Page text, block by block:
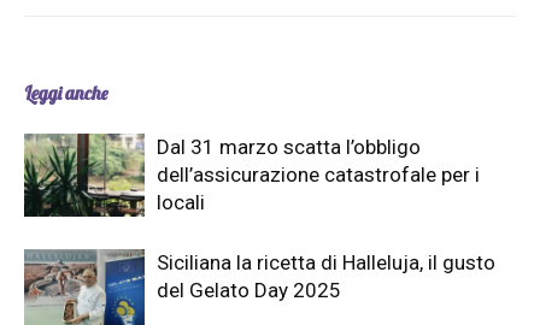
Leggi anche
Dal 31 marzo scatta l’obbligo
dell’assicurazione catastrofale per i
locali
Siciliana la ricetta di Halleluja, il gusto
del Gelato Day 2025